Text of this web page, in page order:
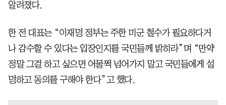
알려졌다.
한 전 대표는 “이재명 정부는 주한 미군 철수가 필요하다거
나 감수할 수 있다는 입장인지를 국민들께 밝히라”며 “만약
정말 그걸 하고 싶으면 어물쩍 넘어가지 말고 국민들에게 설
명하고 동의를 구해야 한다”고 했다.